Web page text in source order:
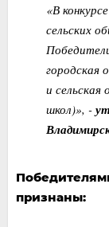
«В
сельских
городская
и сельская
школ)», -
признаны: